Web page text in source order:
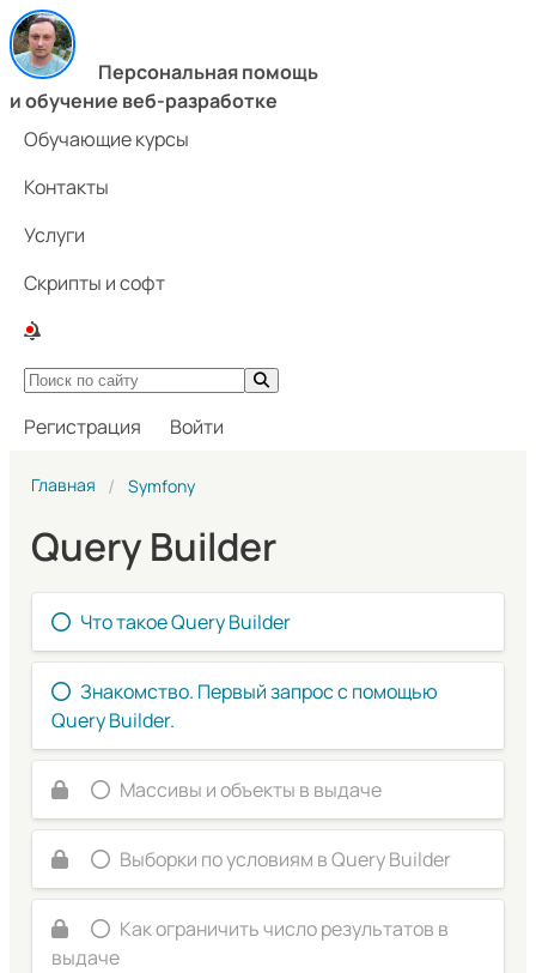
Персональная помощь
и обучение веб-разработке
Обучающие курсы
Контакты
Услуги
Скрипты и софт
Регистрация Войти
Главная Symfony
Query Builder
Что такое Query Builder
Знакомство. Первый запрос с помощью
Query Builder.
Массивы и объекты в выдаче
Выборки по условиям в Query Builder
Как ограничить число результатов в
выдаче